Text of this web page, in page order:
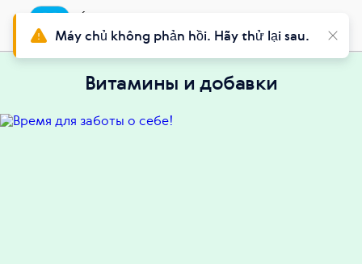
BuySiberian
Витамины и добавки
Máy chủ không phản hồi. Hãy thử lại sau.